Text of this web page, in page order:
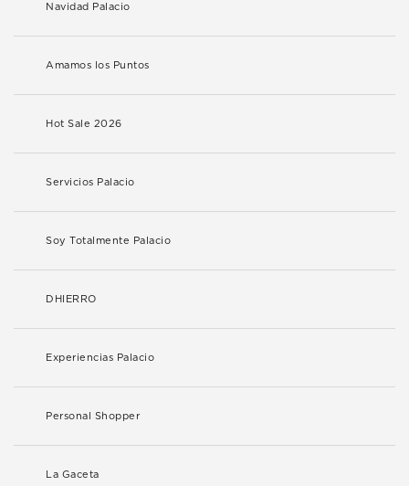
Navidad Palacio
Amamos los Puntos
Hot Sale 2026
Servicios Palacio
Soy Totalmente Palacio
DHIERRO
Experiencias Palacio
Personal Shopper
La Gaceta